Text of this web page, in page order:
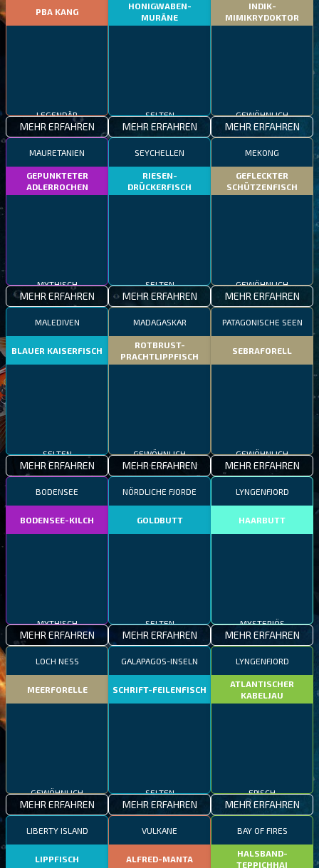
PBA KANG
MEHR ERFAHREN
HONIGWABEN-
MURÄNE
MEHR ERFAHREN
INDIK-
MIMIKRYDOKTOR
MEHR ERFAHREN
MAURETANIEN
GEPUNKTETER
ADLERROCHEN
MEHR ERFAHREN
SEYCHELLEN
RIESEN-
DRÜCKERFISCH
MEHR ERFAHREN
MEKONG
GEFLECKTER
SCHÜTZENFISCH
MEHR ERFAHREN
MALEDIVEN
BLAUER KAISERFISCH
MEHR ERFAHREN
MADAGASKAR
ROTBRUST-
PRACHTLIPPFISCH
MEHR ERFAHREN
PATAGONISCHE SEEN
SEBRAFORELL
MEHR ERFAHREN
BODENSEE
BODENSEE-KILCH
MEHR ERFAHREN
NÖRDLICHE FJORDE
GOLDBUTT
MEHR ERFAHREN
LYNGENFJORD
HAARBUTT
MEHR ERFAHREN
LOCH NESS
MEERFORELLE
MEHR ERFAHREN
GALAPAGOS-INSELN
SCHRIFT-FEILENFISCH
MEHR ERFAHREN
LYNGENFJORD
ATLANTISCHER
KABELJAU
MEHR ERFAHREN
LIBERTY ISLAND
LIPPFISCH
VULKANE
ALFRED-MANTA
BAY OF FIRES
HALSBAND-
TEPPICHHAI